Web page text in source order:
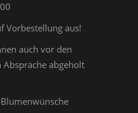
Vorbestellung aus!
auch vor den
abgeholt